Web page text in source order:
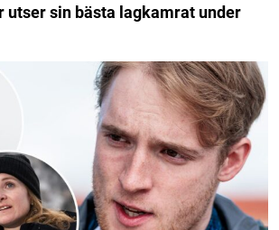
utser sin bästa lagkamrat under